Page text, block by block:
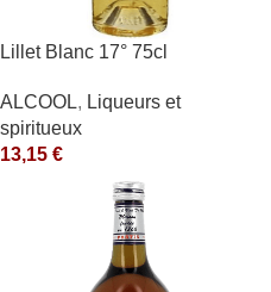
Lillet Blanc 17° 75cl
ALCOOL, Liqueurs et
spiritueux
13,15 €